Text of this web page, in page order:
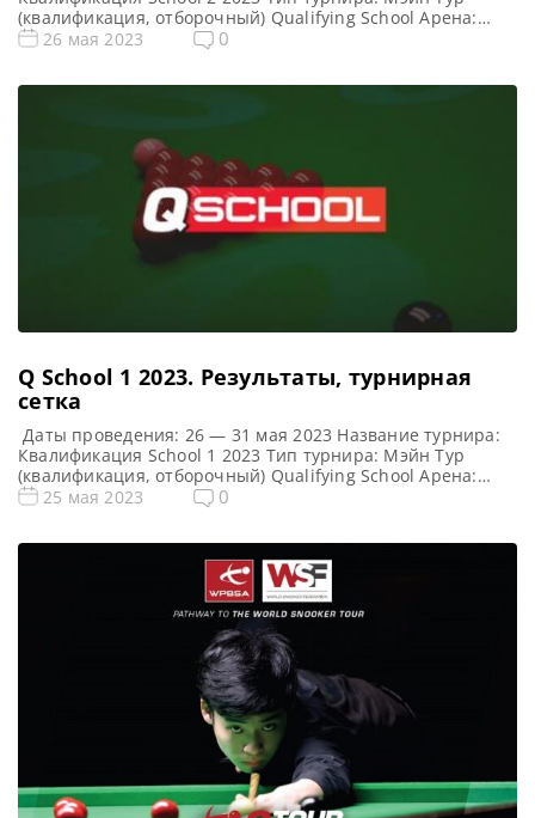
(квалификация, отборочный) Qualifying School Арена:
Morningside Arena Место проведения (населенный пункт,
результаты Q School 2023 Призовой фонд Q School 2 2023
26 мая 2023 0
Q School 1 2023. Результаты, турнирная
сетка
Даты проведения: 26 — 31 мая 2023 Название турнира:
Квалификация School 1 2023 Тип турнира: Мэйн Тур
(квалификация, отборочный) Qualifying School Арена:
Morningside Arena Место проведения (населенный пункт,
результаты Q School 2023 Призовой фонд Q School 1 2023
по снукеру: Призовые Q […]
25 мая 2023 0